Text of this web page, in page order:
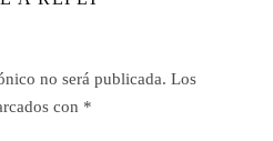
no será publicada. Los
con *